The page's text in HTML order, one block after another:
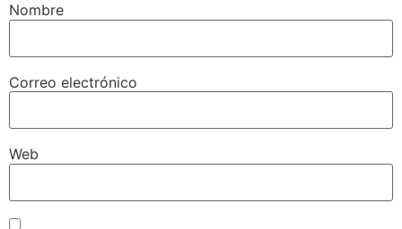
Nombre
Correo electrónico
Web